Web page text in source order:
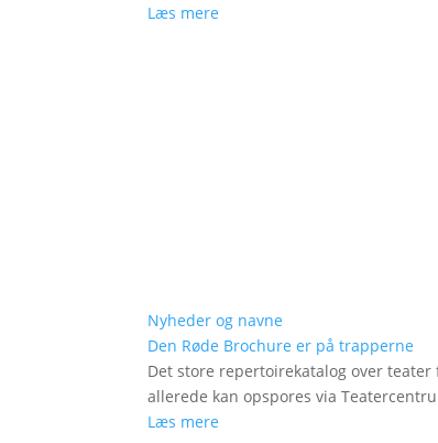
Læs mere
Nyheder og navne
Den Røde Brochure er på trapperne
Det store repertoirekatalog over
allerede kan opspores via
Læs mere